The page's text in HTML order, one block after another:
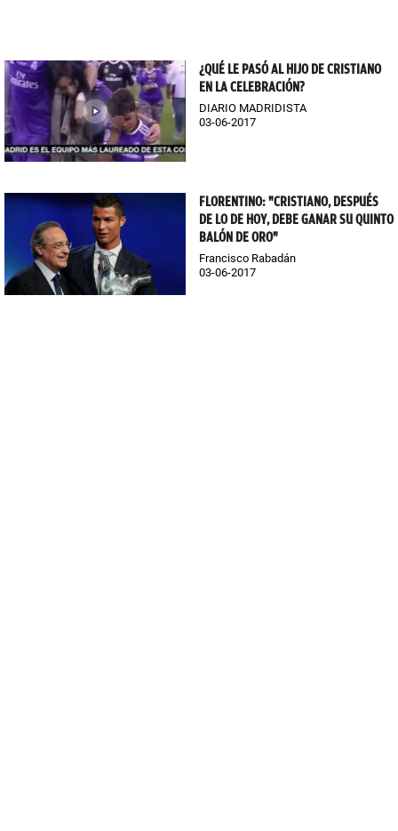
¿QUÉ LE PASÓ AL HIJO DE CRISTIANO
EN LA CELEBRACIÓN?
DIARIO MADRIDISTA
03-06-2017
FLORENTINO: "CRISTIANO, DESPUÉS
DE LO DE HOY, DEBE GANAR SU QUINTO
BALÓN DE ORO"
Francisco Rabadán
03-06-2017